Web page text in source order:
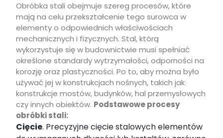
Obróbka stali obejmuje szereg procesów, które
mają na celu przekształcenie tego surowca w
elementy o odpowiednich właściwościach
mechanicznych i fizycznych. Stal, którą
wykorzystuje się w budownictwie musi spełniać
określone standardy wytrzymałości, odporności na
korozję oraz plastyczności. Po to, aby można było
używać jej w konstrukcjach nośnych, takich jak
konstrukcje mostów, budynków, hal przemysłowych
czy innych obiektów. Podstawowe procesy
obróbki stali:
Cięcie. Precyzyjne cięcie stalowych elementów